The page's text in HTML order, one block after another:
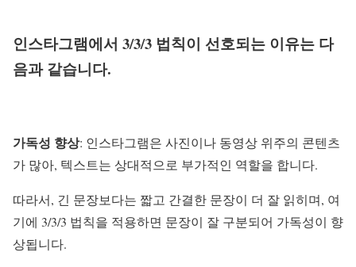
인스타그램에서 3/3/3 법칙이 선호되는 이유는 다
음과 같습니다.
가독성 향상: 인스타그램은 사진이나 동영상 위주의 콘텐츠
가 많아, 텍스트는 상대적으로 부가적인 역할을 합니다.
따라서, 긴 문장보다는 짧고 간결한 문장이 더 잘 읽히며, 여
기에 3/3/3 법칙을 적용하면 문장이 잘 구분되어 가독성이 향
상됩니다.